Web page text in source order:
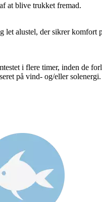
at blive trukket fremad.
let alustel, der sikrer komfort
i flere timer, inden de
på vind- og/eller solenergi.